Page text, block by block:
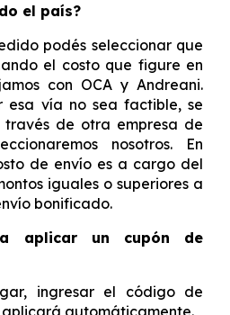
el país?
podés seleccionar que
el costo que figure en
con OCA y Andreani.
esa vía no sea factible, se
de otra empresa de
nosotros. En
de envío es a cargo del
iguales o superiores a
bonificado.
aplicar un cupón de
ingresar el código de
aplicará automáticamente.